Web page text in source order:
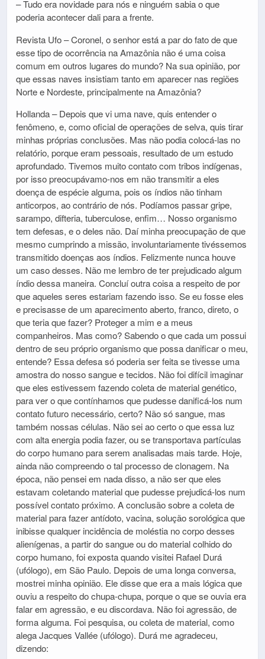
– Tudo era novidade para nós e ninguém sabia o que
poderia acontecer dali para a frente.
Revista Ufo – Coronel, o senhor está a par do fato de que
esse tipo de ocorrência na Amazônia não é uma coisa
comum em outros lugares do mundo? Na sua opinião, por
que essas naves insistiam tanto em aparecer nas regiões
Norte e Nordeste, principalmente na Amazônia?
Hollanda – Depois que vi uma nave, quis entender o
fenômeno, e, como oficial de operações de selva, quis tirar
minhas próprias conclusões. Mas não podia colocá-las no
relatório, porque eram pessoais, resultado de um estudo
aprofundado. Tivemos muito contato com tribos indígenas,
por isso preocupávamo-nos em não transmitir a eles
doença de espécie alguma, pois os índios não tinham
anticorpos, ao contrário de nós. Podíamos passar gripe,
sarampo, difteria, tuberculose, enfim… Nosso organismo
tem defesas, e o deles não. Daí minha preocupação de que
mesmo cumprindo a missão, involuntariamente tivéssemos
transmitido doenças aos índios. Felizmente nunca houve
um caso desses. Não me lembro de ter prejudicado algum
índio dessa maneira. Concluí outra coisa a respeito de por
que aqueles seres estariam fazendo isso. Se eu fosse eles
e precisasse de um aparecimento aberto, franco, direto, o
que teria que fazer? Proteger a mim e a meus
companheiros. Mas como? Sabendo o que cada um possui
dentro de seu próprio organismo que possa danificar o meu,
entende? Essa defesa só poderia ser feita se tivesse uma
amostra do nosso sangue e tecidos. Não foi difícil imaginar
que eles estivessem fazendo coleta de material genético,
para ver o que contínhamos que pudesse danificá-los num
contato futuro necessário, certo? Não só sangue, mas
também nossas células. Não sei ao certo o que essa luz
com alta energia podia fazer, ou se transportava partículas
do corpo humano para serem analisadas mais tarde. Hoje,
ainda não compreendo o tal processo de clonagem. Na
época, não pensei em nada disso, a não ser que eles
estavam coletando material que pudesse prejudicá-los num
possível contato próximo. A conclusão sobre a coleta de
material para fazer antídoto, vacina, solução sorológica que
inibisse qualquer incidência de moléstia no corpo desses
alienígenas, a partir do sangue ou do material colhido do
corpo humano, foi exposta quando visitei Rafael Durá
(ufólogo), em São Paulo. Depois de uma longa conversa,
mostrei minha opinião. Ele disse que era a mais lógica que
ouviu a respeito do chupa-chupa, porque o que se ouvia era
falar em agressão, e eu discordava. Não foi agressão, de
forma alguma. Foi pesquisa, ou coleta de material, como
alega Jacques Vallée (ufólogo). Durá me agradeceu,
dizendo: